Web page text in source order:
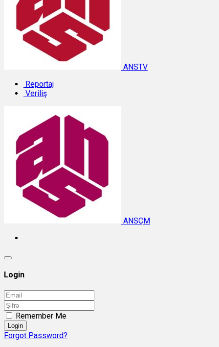
ANSTV
Reportaj
Veriliş
ANSÇM
Login
Remember Me
Login
Forgot Password?